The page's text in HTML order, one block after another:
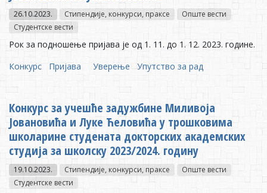
26.10.2023. Стипендије, конкурси, праксе
Опште вести
Студентске вести
Рок за подношење пријава је од 1. 11. до 1. 12. 2023. године.
Конкурс
Пријава Уверење Упутство за рад
Конкурс за учешће задужбине Миливоја
Јовановића и Луке Ћеловића у трошковима
школарине студената докторских академских
студија за школску 2023/2024. годину
19.10.2023. Стипендије, конкурси, праксе
Опште вести
Студентске вести